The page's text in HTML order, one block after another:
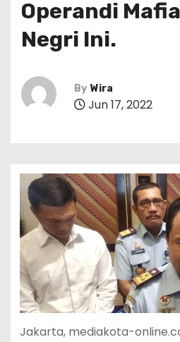
Operandi
Negri Ini.
By Wira
Jun 17, 2022
Jakarta, mediakota-